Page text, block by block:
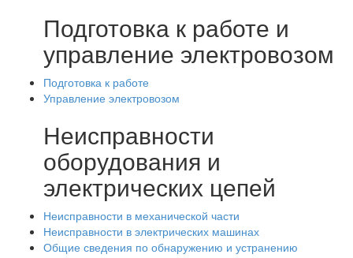
Подготовка к работе и
управление электровозом
Подготовка к работе
Управление электровозом
Неисправности
оборудования и
электрических цепей
Неисправности в механической части
Неисправности в электрических машинах
Общие сведения по обнаружению и устранению